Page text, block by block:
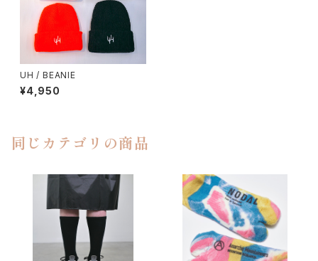
UH / BEANIE
¥4,950
同じカテゴリの商品